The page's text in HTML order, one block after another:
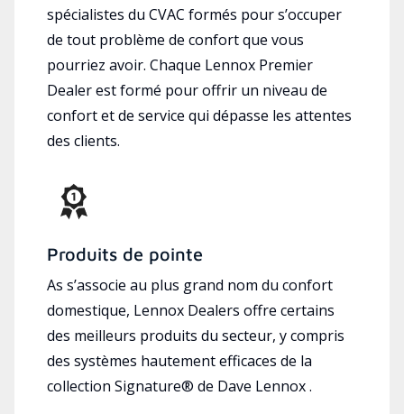
spécialistes du CVAC formés pour s’occuper
de tout problème de confort que vous
pourriez avoir. Chaque Lennox Premier
Dealer est formé pour offrir un niveau de
confort et de service qui dépasse les attentes
des clients.
Produits de pointe
As s’associe au plus grand nom du confort
domestique, Lennox Dealers offre certains
des meilleurs produits du secteur, y compris
des systèmes hautement efficaces de la
collection Signature® de Dave Lennox .